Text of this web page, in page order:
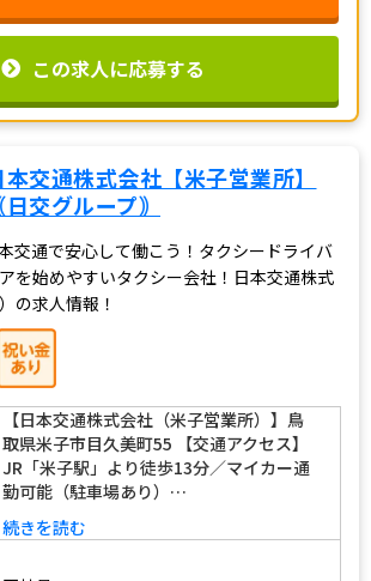
この求人に応募する
本交通株式会社【米子営業所】
日交グループ｠
交通で安心して働こう！タクシードライバ
を始めやすいタクシー会社！日本交通株式
の求人情報！
【日本交通株式会社（米子営業所）】鳥
取県米子市目久美町55 【交通アクセス】
JR「米子駅」より徒歩13分／マイカー通
勤可能（駐車場あり）…
続きを読む